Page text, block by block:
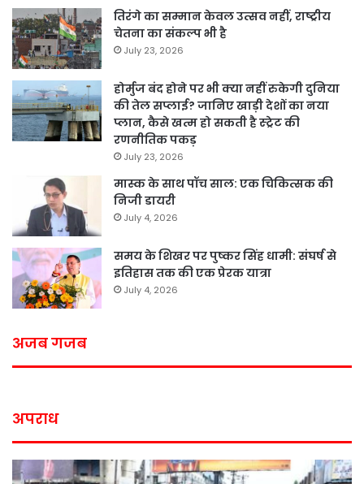
तिरंगे का सम्मान केवल उत्सव नहीं, राष्ट्रीय
चेतना का संकल्प भी है
July 23, 2026
होर्मुज बंद होने पर भी क्या नहीं रुकेगी दुनिया
की तेल सप्लाई? जानिए खाड़ी देशों का नया
प्लान, कैसे खत्म हो सकती है स्ट्रेट की
रणनीतिक पकड़
July 23, 2026
मास्क के साथ पॉच साल: एक चिकित्सक की
निजी डायरी
July 4, 2026
समय के शिखर पर पुष्कर सिंह धामी: संघर्ष से
इतिहास तक की एक प्रेरक यात्रा
July 4, 2026
अजब गजब
अपराध